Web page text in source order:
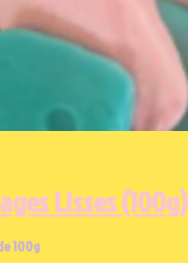
Lisses (100g)
100g